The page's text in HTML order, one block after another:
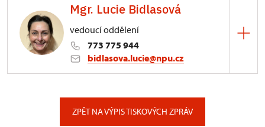
Mgr. Lucie Bidlasová
vedoucí oddělení
773 775 944
bidlasova.lucie@npu.cz
ZPĚT NA VÝPIS TISKOVÝCH ZPRÁV